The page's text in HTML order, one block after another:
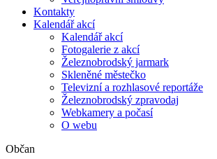
Kontakty
Kalendář akcí
Kalendář akcí
Fotogalerie z akcí
Železnobrodský jarmark
Skleněné městečko
Televizní a rozhlasové reportáže
Železnobrodský zpravodaj
Webkamery a počasí
O webu
Občan